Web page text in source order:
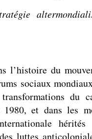
l’histoire du
sociaux
du
et dans les
luttes